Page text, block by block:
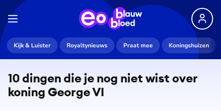
Kijk & Luister Royaltynieuws Praat mee Koningshuizen
10 dingen die je nog niet wist over
koning George VI